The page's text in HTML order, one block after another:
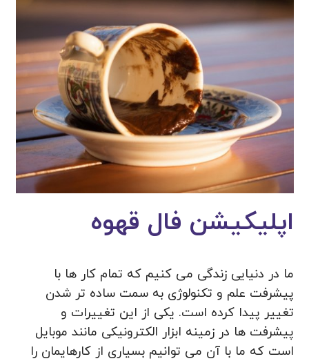
اپلیکیشن فال قهوه
ما در دنیایی زندگی می کنیم که تمام کار ها با
پیشرفت علم و تکنولوژی به سمت ساده تر شدن
تغییر پیدا کرده است. یکی از این تغییرات و
پیشرفت ها در زمینه ابزار الکترونیکی مانند موبایل
است که ما با آن می توانیم بسیاری از کارهایمان را